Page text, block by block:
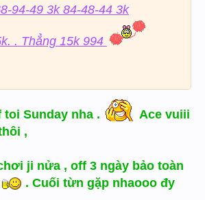
94-49 3k 84-48-44 3k
. Thẳng 15k 994
toi Sunday nha .
Ace vuiii
,
ji nửa , off 3 ngày bảo toàn
. Cuối từn gặp nhaooo đy